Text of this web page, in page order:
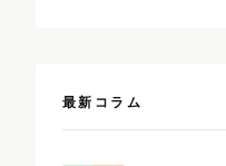
最新コラム